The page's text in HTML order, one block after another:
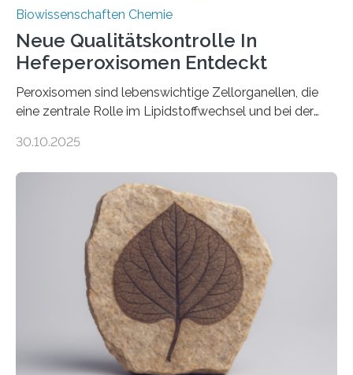
Biowissenschaften Chemie
Neue Qualitätskontrolle In
Hefeperoxisomen Entdeckt
Peroxisomen sind lebenswichtige Zellorganellen, die
eine zentrale Rolle im Lipidstoffwechsel und bei der
erfüllen können, müssen zahlreiche Enzyme präzise in
der Ruhr-Universität Bochum um Prof. Dr. Ralf Erdmann
und Dr. Ismaila Francis Yusuf hat nun einen bislang
unbekannten Qualitätskontrollmechanismus des
peroxisomalen Proteintransports in der Bäckerhefe
Saccharomyces cerevisiae entdeckt, der für die
Funktionsfähigkeit der Organellen entscheidend ist. Die
Studie wurde am 28. Oktober 2025 in der
Fachzeitschrift…
30.10.2025